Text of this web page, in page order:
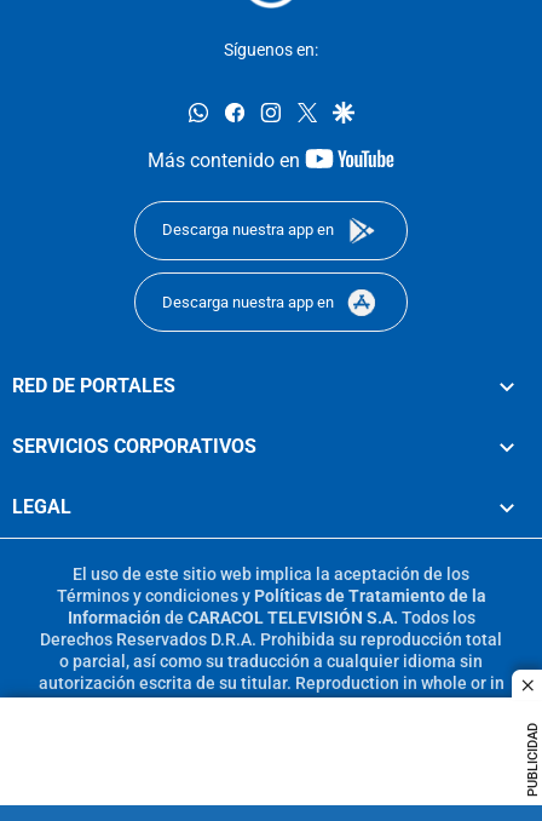
PUBLICIDAD
Síguenos en:
whatsappfacebookinstagram
twittergoogle
Más contenido en
youtube-
Descarga nuestra app en
Descarga nuestra app en
RED DE PORTALES
SERVICIOS CORPORATIVOS
LEGAL
El uso de este sitio web implica la aceptación de los
Términos y condicionesy Políticas de Tratamiento de la
Información de CARACOL TELEVISIÓN S.A. Todos los
Derechos Reservados D.R.A. Prohibida su reproducción total
o parcial, así como su traducción a cualquier idioma sin
autorización escrita de su titular. Reproduction in whole or in